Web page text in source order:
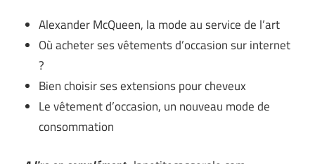
Alexander McQueen, la mode au service de l’art
Où acheter ses vêtements d’occasion sur internet
?
Bien choisir ses extensions pour cheveux
Le vêtement d’occasion, un nouveau mode de
consommation